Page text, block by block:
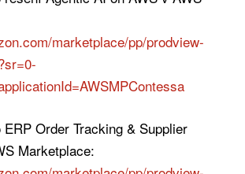
marketplace/pp/prodview-
Order Tracking & Supplier
Marketplace: